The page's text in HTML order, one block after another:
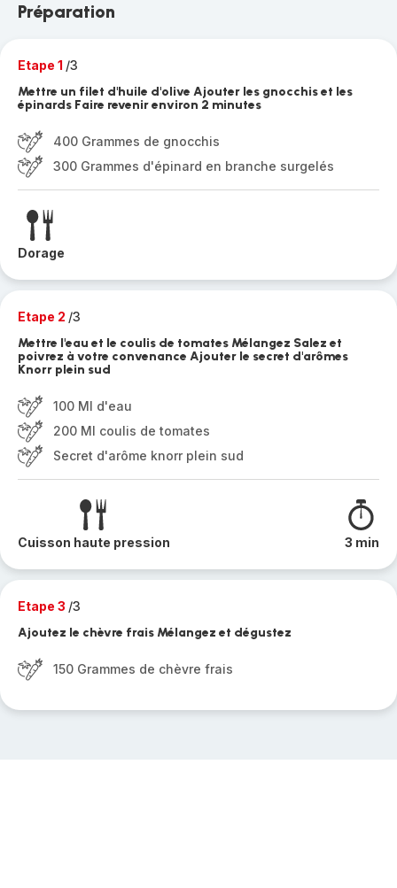
Préparation
Etape 1 /3
Mettre un filet d'huile d'olive Ajouter les gnocchis et les
épinards Faire revenir environ 2 minutes
400 Grammes de gnocchis
300 Grammes d'épinard en branche surgelés
Dorage
Etape 2 /3
Mettre l'eau et le coulis de tomates Mélangez Salez et
poivrez à votre convenance Ajouter le secret d'arômes
Knorr plein sud
100 Ml d'eau
200 Ml coulis de tomates
Secret d'arôme knorr plein sud
Cuisson haute pression 3 min
Etape 3 /3
Ajoutez le chèvre frais Mélangez et dégustez
150 Grammes de chèvre frais